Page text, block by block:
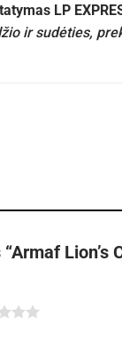
LP
ir sudėties,
Lion’s